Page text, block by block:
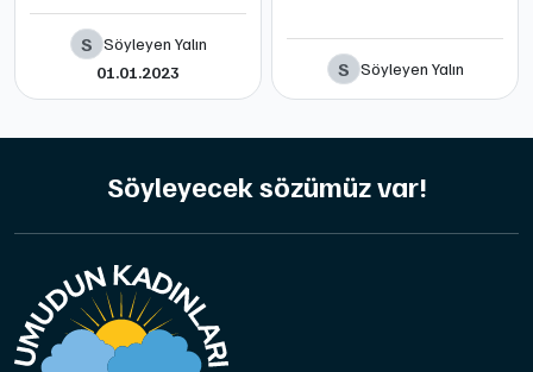
S Söyleyen Yalın
01.01.2023
S Söyleyen Yalın
Söyleyecek sözümüz var!